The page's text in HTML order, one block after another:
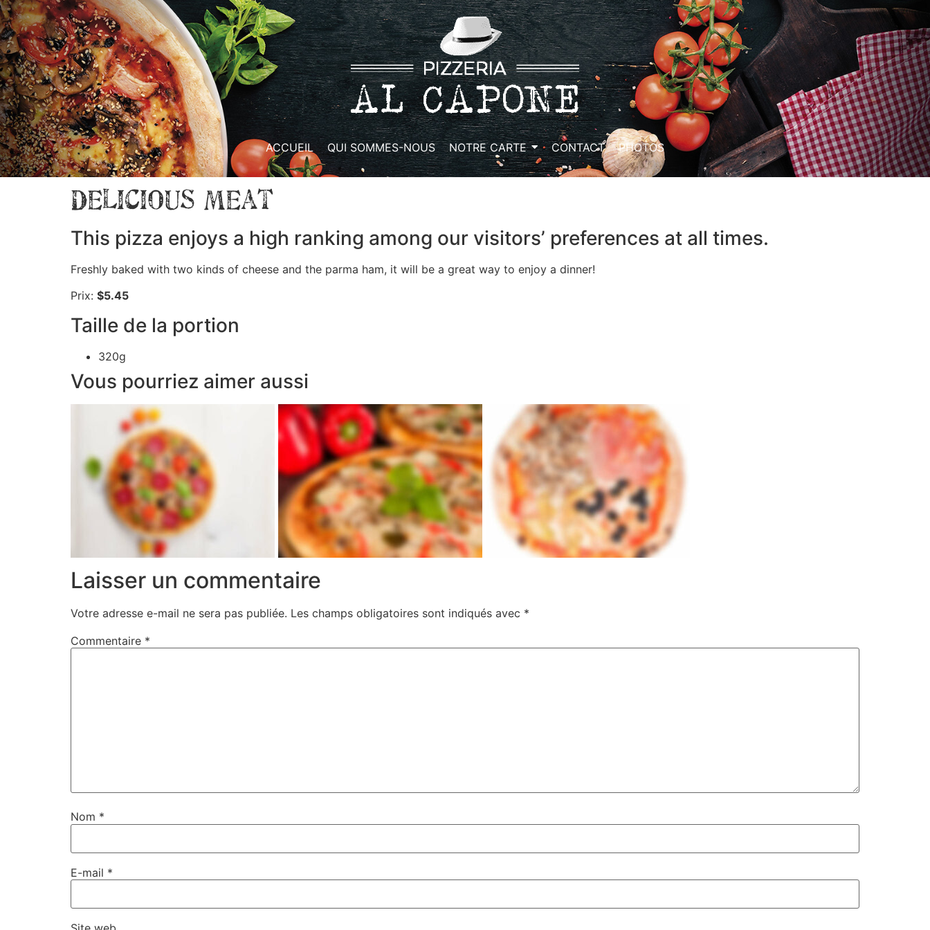
ACCUEIL QUI SOMMES-NOUS NOTRE CARTE CONTACT PHOTOS
Delicious Meat
This pizza enjoys a high ranking among our visitors’ preferences at all times.
Freshly baked with two kinds of cheese and the parma ham, it will be a great way to enjoy a dinner!
Prix: $5.45
Taille de la portion
320g
Vous pourriez aimer aussi
Laisser un commentaire
Votre adresse e-mail ne sera pas publiée. Les champs obligatoires sont indiqués avec *
Commentaire *
Nom *
E-mail *